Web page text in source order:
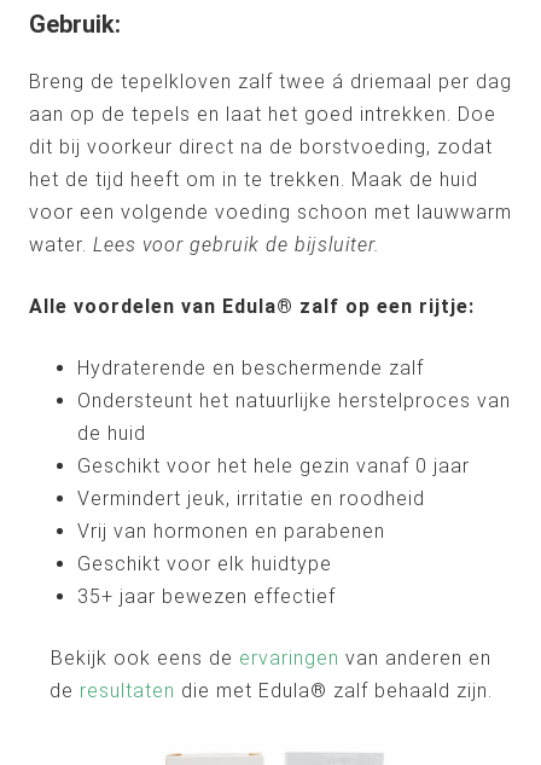
Gebruik:
Breng de tepelkloven zalf twee á driemaal per dag
aan op de tepels en laat het goed intrekken. Doe
dit bij voorkeur direct na de borstvoeding, zodat
het de tijd heeft om in te trekken. Maak de huid
voor een volgende voeding schoon met lauwwarm
water. Lees voor gebruik de bijsluiter.
Alle voordelen van Edula® zalf op een rijtje:
Hydraterende en beschermende zalf
Ondersteunt het natuurlijke herstelproces van
de huid
Geschikt voor het hele gezin vanaf 0 jaar
Vermindert jeuk, irritatie en roodheid
Vrij van hormonen en parabenen
Geschikt voor elk huidtype
35+ jaar bewezen effectief
Bekijk ook eens de ervaringen van anderen en
de resultaten die met Edula® zalf behaald zijn.